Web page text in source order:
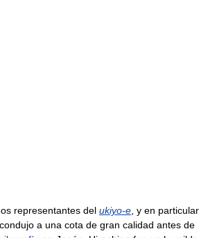
representantes del ukiyo-e , y en particular
a una cota de gran calidad antes de